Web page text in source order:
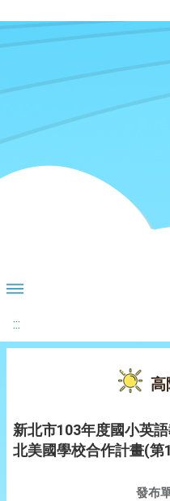
:::
高
新北市103年度國小英
北美國學校合作計畫(第
發布